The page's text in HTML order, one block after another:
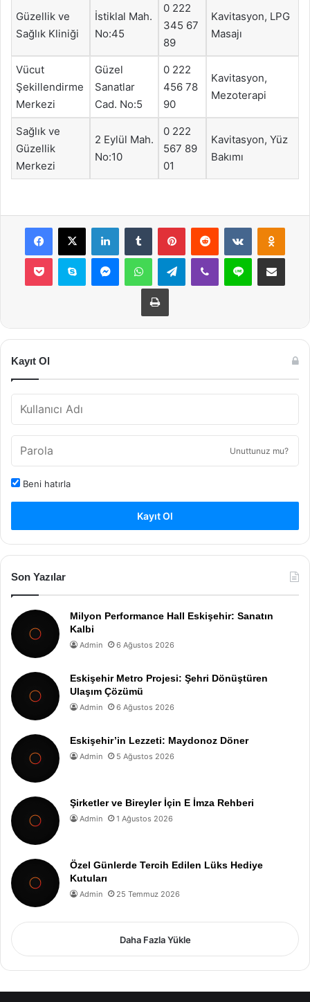
Güzellik ve
Sağlık Kliniği
İstiklal Mah.
No:45
0 222
345 67
89
Kavitasyon, LPG
Masajı
Vücut
Şekillendirme
Merkezi
Güzel
Sanatlar
Cad. No:5
0 222
456 78
90
Kavitasyon,
Mezoterapi
Sağlık ve
Güzellik
Merkezi
2 Eylül Mah.
No:10
0 222
567 89
01
Kavitasyon, Yüz
Bakımı
Facebook
X LinkedInTumblr PinterestReddit VKontakte
Pocket Skype MessengerWhatsAppTelegramViber Line E-Posta ile
Yazdır
Kayıt Ol
Unuttunuz mu?
Beni hatırla
Kayıt Ol
Son Yazılar
Milyon Performance Hall Eskişehir: Sanatın
Kalbi
Admin 6 Ağustos 2026
Eskişehir Metro Projesi: Şehri Dönüştüren
Ulaşım Çözümü
Admin 6 Ağustos 2026
Eskişehir’in Lezzeti: Maydonoz Döner
Admin 5 Ağustos 2026
Şirketler ve Bireyler İçin E İmza Rehberi
Admin 1 Ağustos 2026
Özel Günlerde Tercih Edilen Lüks Hediye
Kutuları
Admin 25 Temmuz 2026
Daha Fazla Yükle